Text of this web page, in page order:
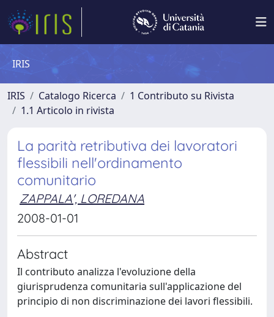
IRIS
IRIS Catalogo Ricerca
1 Contributo su Rivista
1.1 Articolo in rivista
La parità retributiva dei lavoratori
flessibili nell'ordinamento
comunitario
ZAPPALA', LOREDANA
2008-01-01
Abstract
Il contributo analizza l'evoluzione della
giurisprudenza comunitaria sull'applicazione del
principio di non discriminazione dei lavori flessibili.